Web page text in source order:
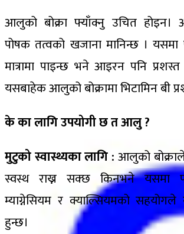
आलुको बोक्रा फ्याँक्नु उचित होइन।
पोषक तत्वको खजाना मानिन्छ । यसमा
मात्रामा पाइन्छ भने आइरन पनि प्रशस्त
यसबाहेक आलुको बोक्रामा भिटामिन बी
के का लागि उपयोगी छ त आलु ?
मुटुको स्वास्थ्यका लागि : आलुको
स्वस्थ राख्न सक्छ किनभने यसमा
म्याग्नेसियम र क्याल्सियमको सहयोगले
हुन्छ।